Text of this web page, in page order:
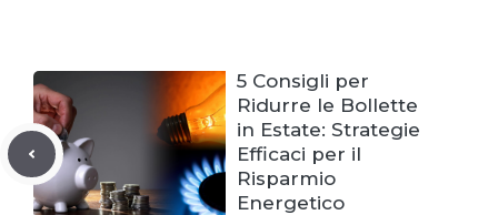
5 Consigli per
Ridurre le Bollette
in Estate: Strategie
Efficaci per il
Risparmio
Energetico